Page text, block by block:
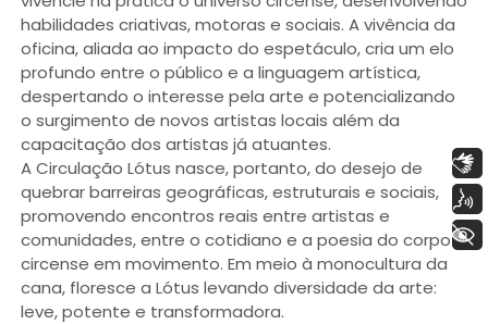
habilidades criativas, motoras e sociais. A vivência da
oficina, aliada ao impacto do espetáculo, cria um elo
profundo entre o público e a linguagem artística,
despertando o interesse pela arte e potencializando
o surgimento de novos artistas locais além da
capacitação dos artistas já atuantes.
A Circulação Lótus nasce, portanto, do desejo de
quebrar barreiras geográficas, estruturais e sociais,
promovendo encontros reais entre artistas e
comunidades, entre o cotidiano e a poesia do corpo
circense em movimento. Em meio à monocultura da
cana, floresce a Lótus levando diversidade da arte:
leve, potente e transformadora.
Libras
Voz
+ Acessibilidade